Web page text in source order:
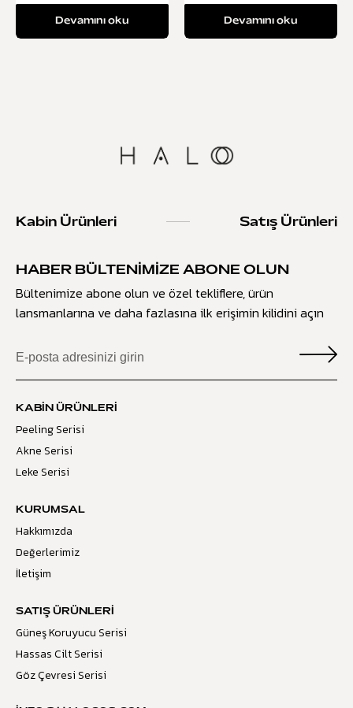
Devamını oku Devamını oku
Kabin Ürünleri Satış Ürünleri
HABER BÜLTENIMIZE ABONE OLUN
Bültenimize abone olun ve özel tekliflere, ürün
lansmanlarına ve daha fazlasına ilk erişimin kilidini açın
KABIN ÜRÜNLERI
Peeling Serisi
Akne Serisi
Leke Serisi
KURUMSAL
Hakkımızda
Değerlerimiz
İletişim
SATIŞ ÜRÜNLERI
Güneş Koruyucu Serisi
Hassas Cilt Serisi
Göz Çevresi Serisi